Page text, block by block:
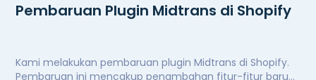
Pembaruan Plugin Midtrans di Shopify
Kami melakukan pembaruan plugin Midtrans di Shopify.
Pembaruan ini mencakup penambahan fitur-fitur baru